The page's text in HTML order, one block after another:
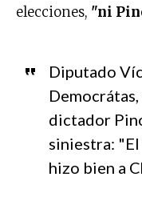
elecciones, "ni
Diputado
dictador
siniestra:
hizo bien a